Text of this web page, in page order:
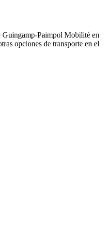
Guingamp-Paimpol Mobilité en
opciones de transporte en el